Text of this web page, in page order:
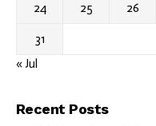
24 25 26
31
« Jul
Recent Posts